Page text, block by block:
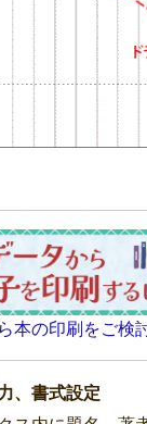
本の印刷をご検
、書式設定